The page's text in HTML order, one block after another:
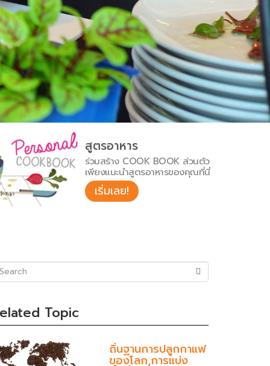
สูตรอาหาร
ร่วมสร้าง COOK BOOK ส่วนตัว
เพียงแนะนำสูตรอาหารของคุณที่นี่
เริ่มเลย!
Topic
ถิ่นฐานการปลูกกาแฟ
ของโลก,การแบ่ง